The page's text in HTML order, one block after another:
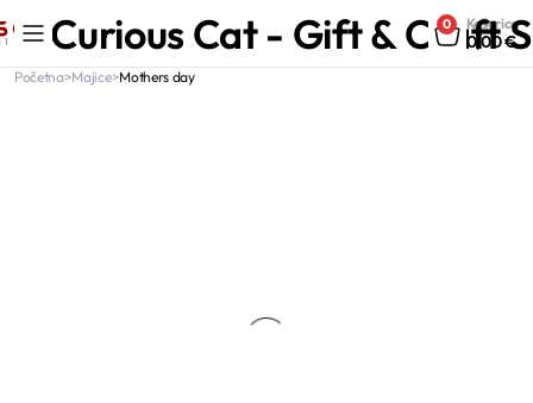
Curious Cat - Gift & Craft
0 Košarica
0,00€
Početna Majice Mothers day